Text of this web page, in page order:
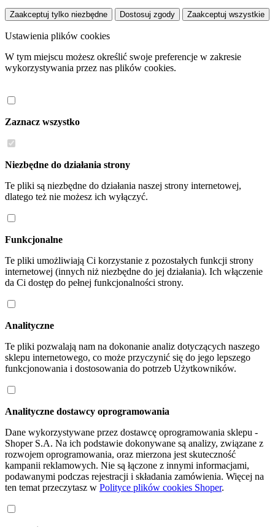
Zaakceptuj tylko niezbędne Dostosuj zgody Zaakceptuj wszystkie
Ustawienia plików cookies
W tym miejscu możesz określić swoje preferencje w zakresie
wykorzystywania przez nas plików cookies.
Zaznacz wszystko
Niezbędne do działania strony
Te pliki są niezbędne do działania naszej strony internetowej,
dlatego też nie możesz ich wyłączyć.
Funkcjonalne
Te pliki umożliwiają Ci korzystanie z pozostałych funkcji strony
internetowej (innych niż niezbędne do jej działania). Ich włączenie
da Ci dostęp do pełnej funkcjonalności strony.
Analityczne
Te pliki pozwalają nam na dokonanie analiz dotyczących naszego
sklepu internetowego, co może przyczynić się do jego lepszego
funkcjonowania i dostosowania do potrzeb Użytkowników.
Analityczne dostawcy oprogramowania
Dane wykorzystywane przez dostawcę oprogramowania sklepu -
Shoper S.A. Na ich podstawie dokonywane są analizy, związane z
rozwojem oprogramowania, oraz mierzona jest skuteczność
kampanii reklamowych. Nie są łączone z innymi informacjami,
podawanymi podczas rejestracji i składania zamówienia. Więcej na
ten temat przeczytasz w Polityce plików cookies Shoper.